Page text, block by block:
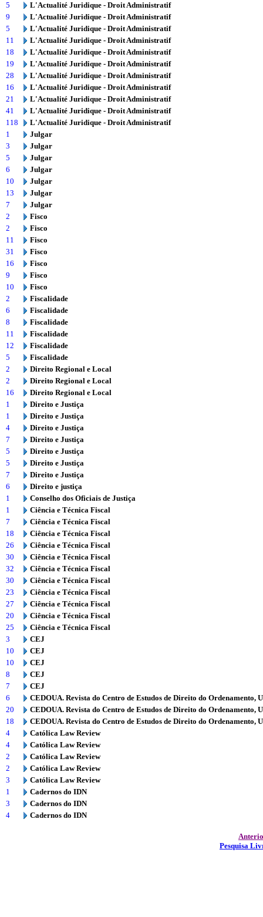
5
L'Actualité Juridique - Droit Administratif
9
L'Actualité Juridique - Droit Administratif
5
L'Actualité Juridique - Droit Administratif
11
L'Actualité Juridique - Droit Administratif
18
L'Actualité Juridique - Droit Administratif
19
L'Actualité Juridique - Droit Administratif
28
L'Actualité Juridique - Droit Administratif
16
L'Actualité Juridique - Droit Administratif
21
L'Actualité Juridique - Droit Administratif
41
L'Actualité Juridique - Droit Administratif
118
L'Actualité Juridique - Droit Administratif
1
Julgar
3
Julgar
5
Julgar
6
Julgar
10
Julgar
13
Julgar
7
Julgar
2
Fisco
2
Fisco
11
Fisco
31
Fisco
16
Fisco
9
Fisco
10
Fisco
2
Fiscalidade
6
Fiscalidade
8
Fiscalidade
11
Fiscalidade
12
Fiscalidade
5
Fiscalidade
2
Direito Regional e Local
2
Direito Regional e Local
16
Direito Regional e Local
1
Direito e Justiça
1
Direito e Justiça
4
Direito e Justiça
7
Direito e Justiça
5
Direito e Justiça
5
Direito e Justiça
7
Direito e Justiça
6
Direito e justiça
1
Conselho dos Oficiais de Justiça
1
Ciência e Técnica Fiscal
7
Ciência e Técnica Fiscal
18
Ciência e Técnica Fiscal
26
Ciência e Técnica Fiscal
30
Ciência e Técnica Fiscal
32
Ciência e Técnica Fiscal
30
Ciência e Técnica Fiscal
23
Ciência e Técnica Fiscal
27
Ciência e Técnica Fiscal
20
Ciência e Técnica Fiscal
25
Ciência e Técnica Fiscal
3
CEJ
10
CEJ
10
CEJ
8
CEJ
7
CEJ
6
CEDOUA. Revista do Centro de Estudos de Direito do Ordenamento,
20
CEDOUA. Revista do Centro de Estudos de Direito do Ordenamento,
18
CEDOUA. Revista do Centro de Estudos de Direito do Ordenamento,
4
Católica Law Review
4
Católica Law Review
2
Católica Law Review
2
Católica Law Review
3
Católica Law Review
1
Cadernos do IDN
3
Cadernos do IDN
4
Cadernos do IDN
Pesquisa